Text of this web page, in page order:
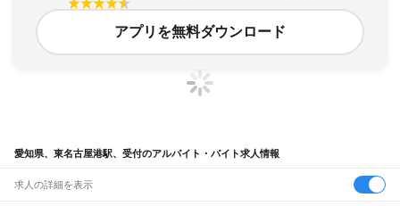
アプリを無料ダウンロード
愛知県、東名古屋港駅、受付のアルバイト・バイト求人情報
求人の詳細を表示